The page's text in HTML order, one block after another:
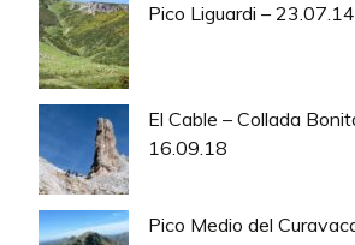
Pico Liguardi – 23.07.14
El Cable – Collada
16.09.18
Pico Medio del